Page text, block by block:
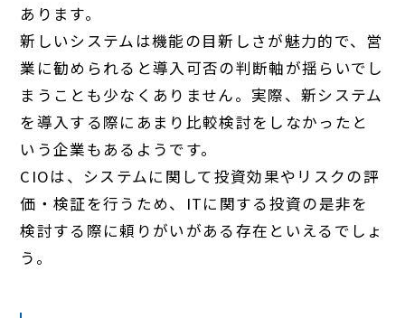
あります。
新しいシステムは機能の目新しさが魅力的で、営
業に勧められると導入可否の判断軸が揺らいでし
まうことも少なくありません。実際、新システム
を導入する際にあまり比較検討をしなかったと
いう企業もあるようです。
CIOは、システムに関して投資効果やリスクの評
価・検証を行うため、ITに関する投資の是非を
検討する際に頼りがいがある存在といえるでしょ
う。